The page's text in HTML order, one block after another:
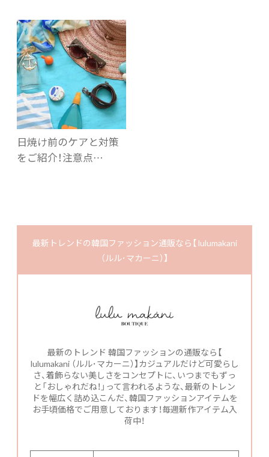
日焼け前のケアと対策
をご紹介！注意点…
最新トレンドの韓国ファッション通販なら【 lulumakani
（ルル･マカーニ）】
最新のトレンド 韓国ファッションの通販なら【
lulumakani （ルル･マカーニ）】カジュアルだけど可愛らし
さ、着飾らない美しさをコンセプトに、いつまでもずっ
と「おしゃれだね！」って言われるような、最新のトレン
ドを幅広く詰め込こんだ、韓国ファッションアイテムを
お手頃価格でご用意しております！毎週新作アイテム入
荷中！